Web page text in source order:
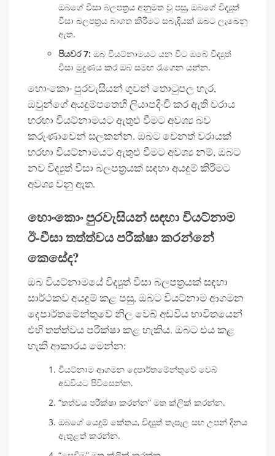
ඔබගේ වීසා බලපත්‍රය අනුමත වූ පසු, ඔබගේ විද්‍යුත්
වීසා බලපත්‍රය බාගත කිරීමට සබැඳියක් ඔබට ලැබෙනු
ඇත.
පියවර 7: ඔබ වියට්නාමයට යන විට ඔබේ විද්‍යුත්
වීසා මුද්‍රණය කර ඔබ සමඟ රැගෙන යන්න.
හොංකොං පුරවැසියන් ගුවන් තොටුපල හැර,
ඔවුන්ගේ අයදුම්පතෙහි ලියාපදිංචි කර ඇති වරාය
හරහා වියට්නාමයට ඇතුළු වීමට අවශ්‍ය බව
කරුණාවෙන් සලකන්න. ඔබට වෙනත් වරායක්
හරහා වියට්නාමයට ඇතුළු වීමට අවශ්‍ය නම්, ඔබට
නව විද්‍යුත් වීසා බලපත්‍රයක් සඳහා අයදුම් කිරීමට
අවශ්‍ය වනු ඇත.
හොංකොං පුරවැසියන් සඳහා වියට්නාම
ඊ-වීසා තත්ත්වය පරීක්ෂා කරන්නේ
කෙසේද?
ඔබ වියට්නාමයේ විද්‍යුත් වීසා බලපත්‍රයක් සඳහා
සාර්ථකව අයදුම් කළ පසු, ඔබට වියට්නාම ආගමන
දෙපාර්තමේන්තුවේ නිල වෙබ් අඩවිය භාවිතයෙන්
එහි තත්ත්වය පරීක්ෂා කළ හැකිය. ඔබට එය කළ
හැකි ආකාරය මෙන්න:
වියට්නාම ආගමන දෙපාර්තමේන්තුවේ වෙබ්
අඩවියට පිවිසෙන්න.
“තත්වය පරීක්ෂා කරන්න” මත ක්ලික් කරන්න.
ඔබගේ යෙදුම් කේතය, විද්‍යුත් තැපෑල සහ උපන් දිනය
ඇතුළත් කරන්න.